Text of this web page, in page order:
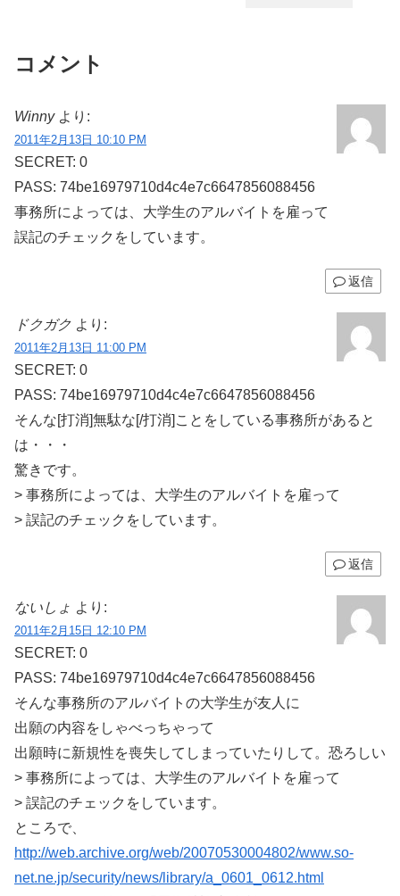
コメント
Winny より:
2011年2月13日 10:10 PM
SECRET: 0
PASS: 74be16979710d4c4e7c6647856088456
事務所によっては、大学生のアルバイトを雇って
誤記のチェックをしています。
返信
ドクガク より:
2011年2月13日 11:00 PM
SECRET: 0
PASS: 74be16979710d4c4e7c6647856088456
そんな[打消]無駄な[/打消]ことをしている事務所があると
は・・・
驚きです。
> 事務所によっては、大学生のアルバイトを雇って
> 誤記のチェックをしています。
返信
ないしょ より:
2011年2月15日 12:10 PM
SECRET: 0
PASS: 74be16979710d4c4e7c6647856088456
そんな事務所のアルバイトの大学生が友人に
出願の内容をしゃべっちゃって
出願時に新規性を喪失してしまっていたりして。恐ろしい
> 事務所によっては、大学生のアルバイトを雇って
> 誤記のチェックをしています。
ところで、
http://web.archive.org/web/20070530004802/www.so-
net.ne.jp/security/news/library/a_0601_0612.html